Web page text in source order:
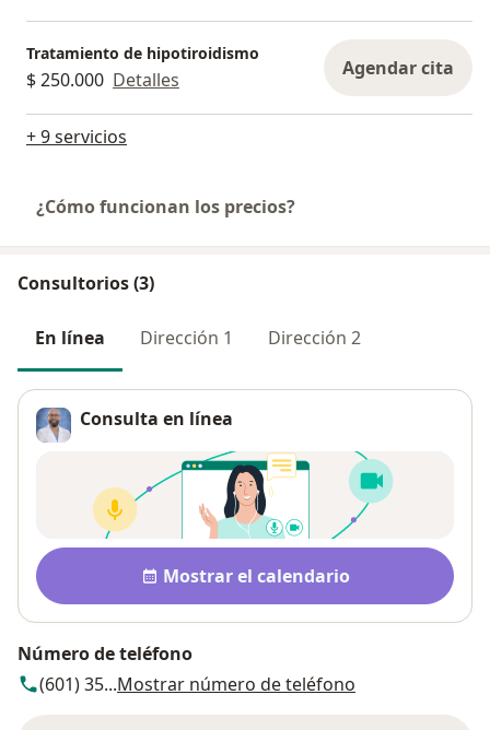
Tratamiento de hipotiroidismo
$ 250.000 Detalles Agendar cita
+ 9 servicios
¿Cómo funcionan los precios?
Consultorios (3)
En línea Dirección 1 Dirección 2
Consulta en línea
Disponibilidad
Mostrar el calendario
Número de teléfono
(601) 35...Mostrar número de teléfono